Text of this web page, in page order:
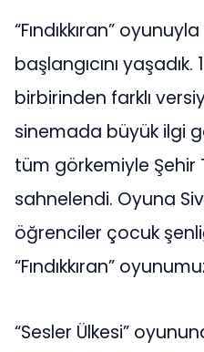
“Fındıkkıran”
başlangıcını
birbirinden farklı
sinemada büyük ilgi
tüm görkemiyle Şehir
sahnelendi. Oyuna
öğrenciler çocuk
“Fındıkkıran”
“Sesler Ülkesi”